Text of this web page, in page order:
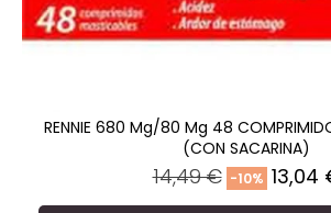
RENNIE 680 Mg/80 Mg 48
(CON SACARINA)
Precio
regular
14,49 € -10% 13,04